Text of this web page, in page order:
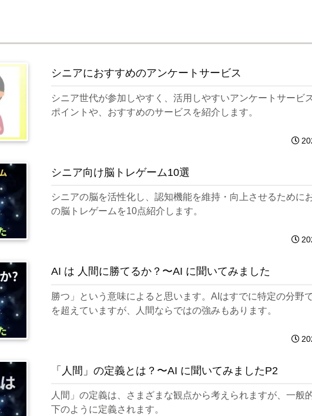
シニアにおすすめのアンケートサービス
シニア世代が参加しやすく、活用しやすいアンケートサービ
ポイントや、おすすめのサービスを紹介します。
シニア向け脳トレゲーム10選
シニアの脳を活性化し、認知機能を維持・向上させるために
の脳トレゲームを10点紹介します。
AI は 人間に勝てるか？〜AI に聞いてみました
勝つ」という意味によると思います。AIはすでに特定の分野
を超えていますが、人間ならではの強みもあります。
「人間」の定義とは？〜AI に聞いてみましたP2
人間」の定義は、さまざまな観点から考えられますが、一般
下のように定義されます。